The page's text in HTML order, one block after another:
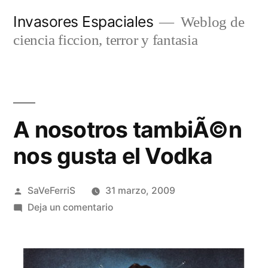
Invasores Espaciales
Weblog de
ciencia ficcion, terror y fantasia
A nosotros tambiÃ©n
nos gusta el Vodka
Publicado
por
SaVeFerriS
31 marzo, 2009
Deja un comentarioen
tambiÃ©n